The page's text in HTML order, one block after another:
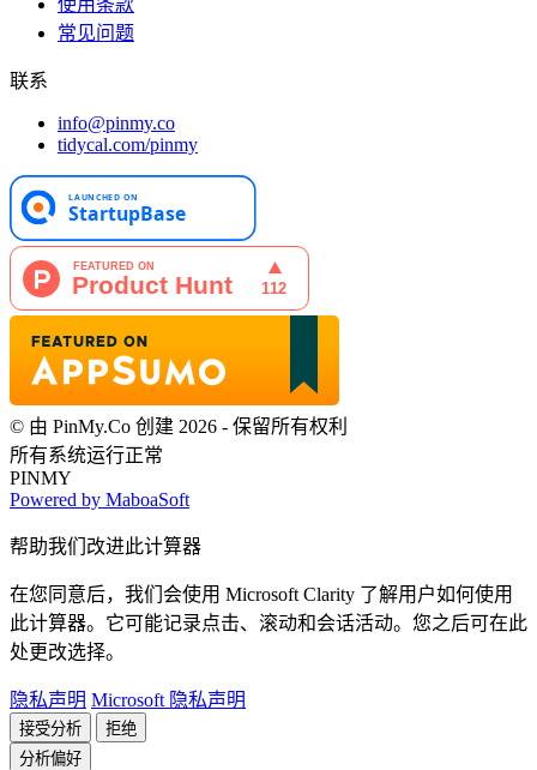
使用条款
常见问题
联系
info@pinmy.co
tidycal.com/pinmy
© 由 PinMy.Co 创建 2026 - 保留所有权利
所有系统运行正常
PINMY
Powered by MaboaSoft
帮助我们改进此计算器
在您同意后，我们会使用 Microsoft Clarity 了解用户如何使用
此计算器。它可能记录点击、滚动和会话活动。您之后可在此
处更改选择。
隐私声明 Microsoft 隐私声明
接受分析
拒绝
分析偏好